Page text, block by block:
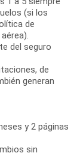
(si los
de
del seguro
de
generan
y 2 páginas
sin